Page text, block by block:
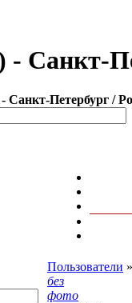
- Санкт-
Санкт-Петербург /
Пользователи »
без
фото